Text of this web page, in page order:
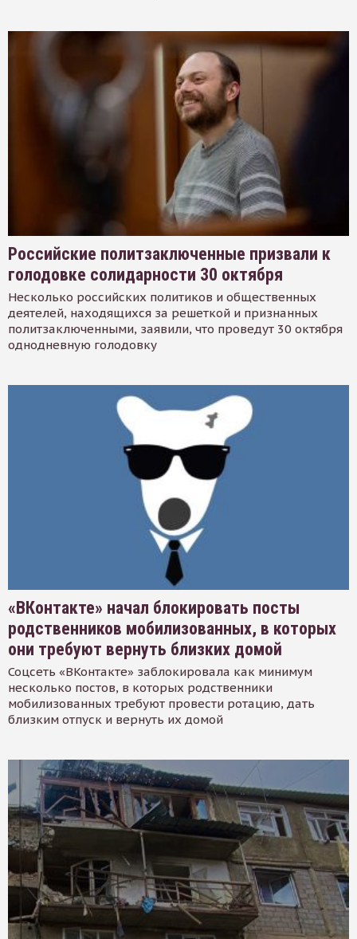
Российские политзаключенные призвали к
голодовке солидарности 30 октября
Несколько российских политиков и общественных
деятелей, находящихся за решеткой и признанных
политзаключенными, заявили, что проведут 30 октября
однодневную голодовку
«ВКонтакте» начал блокировать посты
родственников мобилизованных, в которых
они требуют вернуть близких домой
Соцсеть «ВКонтакте» заблокировала как минимум
несколько постов, в которых родственники
мобилизованных требуют провести ротацию, дать
близким отпуск и вернуть их домой